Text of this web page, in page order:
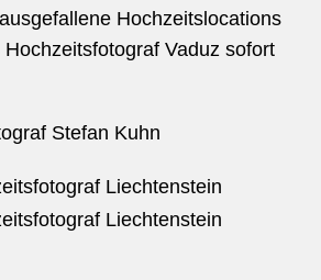
Hochzeitslocations
Vaduz sofort
Stefan Kuhn